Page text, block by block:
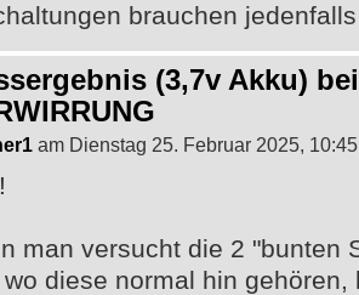
brauchen
(3,7v Akku)
am Dienstag 25. Februar 2025, 10:45
man versucht die 2 "bunten
diese normal hin